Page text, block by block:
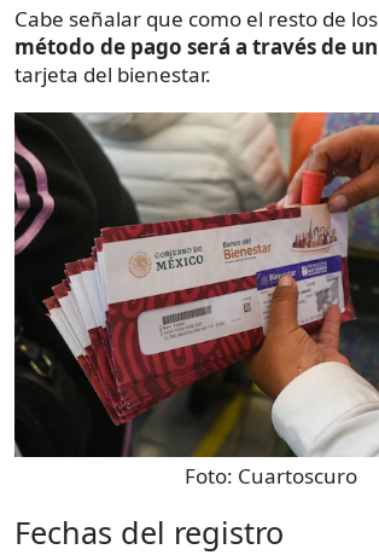
Cabe señalar que como el resto de
método de pago será a través de
tarjeta del bienestar.
Foto: Cuartoscuro
Fechas del registro